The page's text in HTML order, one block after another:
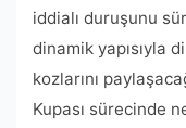
iddialı duruşunu
dinamik yapısıyla
kozlarını
Kupası sürecinde